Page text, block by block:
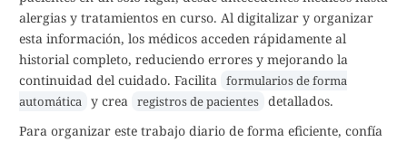
alergias y tratamientos en curso. Al digitalizar y organizar
esta información, los médicos acceden rápidamente al
historial completo, reduciendo errores y mejorando la
continuidad del cuidado. Facilita formularios de forma
automática y crea registros de pacientes detallados.
Para organizar este trabajo diario de forma eficiente, confía